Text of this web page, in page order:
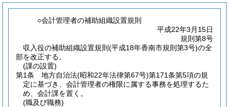
○会計管理者の補助組織設置規則
平成22年3月15日
規則第8号
収入役の補助組織設置規則(平成18年香南市規則第3号)の全
部を改正する。
(課の設置)
第1条
地方自治法(昭和22年法律第67号)第171条第5項の規
定に基づき、会計管理者の権限に属する事務を処理するた
め、会計課を置く。
(職及び職務)